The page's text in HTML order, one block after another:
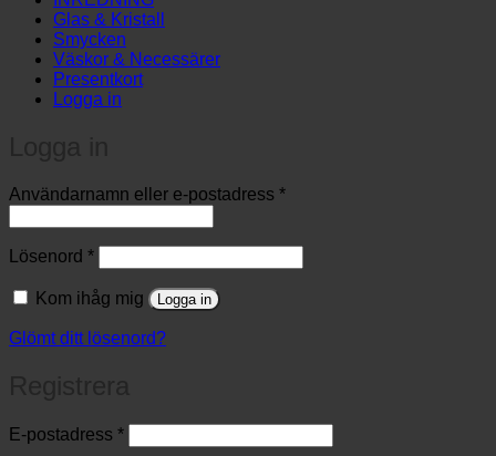
Glas & Kristall
Smycken
Väskor & Necessärer
Presentkort
Logga in
Användarnamn eller e-postadress *Obligatoriskt
Lösenord *Obligatoriskt
Kom ihåg mig Logga in
Glömt ditt lösenord?
E-postadress *Obligatoriskt